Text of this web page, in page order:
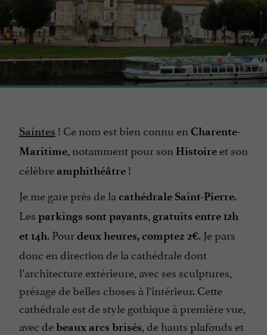
Saintes ! Ce nom est bien connu en Charente-
Maritime, notamment pour son Histoire et son
célèbre amphithéâtre !
Je me gare près de la cathédrale Saint-Pierre.
Les parkings sont payants, gratuits entre 12h
et 14h. Pourdeux heures, comptez 2€. Je pars
donc en direction de la cathédrale dont
l’architecture extérieure, avec ses sculptures,
présage de belles choses à l’intérieur. Cette
cathédrale est de style gothique à première vue,
avec debeaux arcs brisés, de hauts plafonds et